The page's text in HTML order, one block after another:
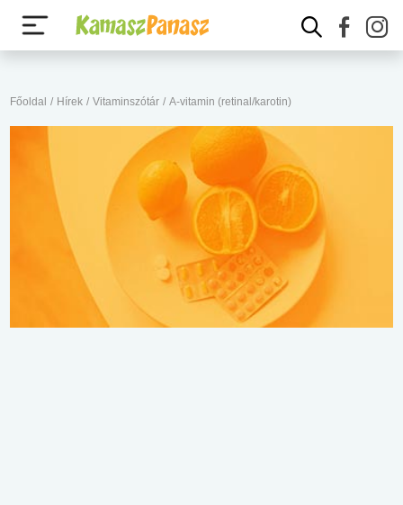
Főoldal / Hírek / Vitaminszótár / A-vitamin (retinal/karotin)